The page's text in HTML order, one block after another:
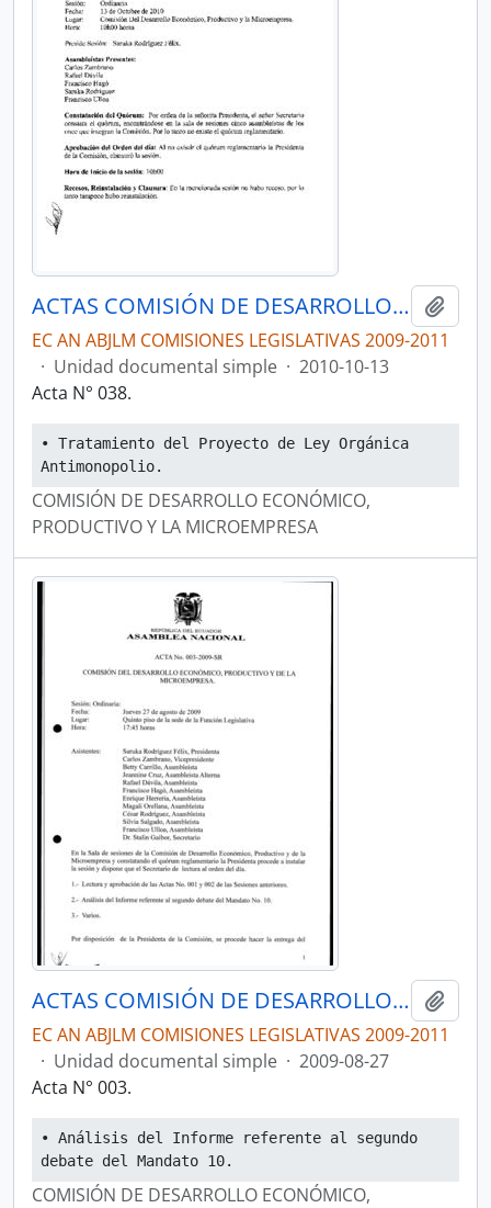
ACTAS COMISIÓN DE DESARROLLO ECONÓMICO, PRODUCTIVO Y LA MICROEMPRESA
EC AN ABJLM COMISIONES LEGISLATIVAS 2009-2011
· Unidad documental simple · 2010-10-13
Acta N° 038.
• Tratamiento del Proyecto de Ley Orgánica
Antimonopolio.
COMISIÓN DE DESARROLLO ECONÓMICO,
PRODUCTIVO Y LA MICROEMPRESA
ACTAS COMISIÓN DE DESARROLLO ECONÓMICO, PRODUCTIVO Y LA MICROEMPRESA
EC AN ABJLM COMISIONES LEGISLATIVAS 2009-2011
· Unidad documental simple · 2009-08-27
Acta N° 003.
• Análisis del Informe referente al segundo
debate del Mandato 10.
COMISIÓN DE DESARROLLO ECONÓMICO,